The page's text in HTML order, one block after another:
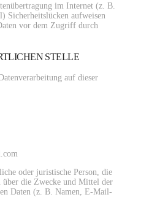
im Internet (z. B.
Sicherheitslücken aufweisen
vor dem Zugriff durch
STELLE
auf dieser
oder juristische Person, die
über die Zwecke und Mittel der
Daten (z. B. Namen, E-Mail-